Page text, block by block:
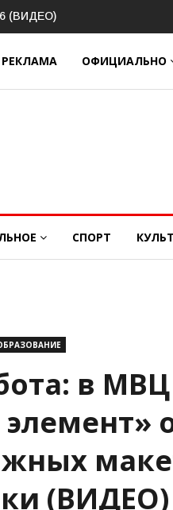
о
(ВИДЕО)
ОФИЦИАЛЬНО
СПОРТ
в МВЦ
(ВИДЕО)